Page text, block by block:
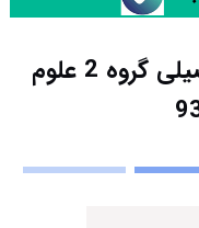
دانلود سوالات استعداد تحصیلی گروه 2 علوم